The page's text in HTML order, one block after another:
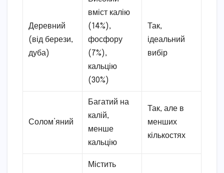
Деревний
(від берези,
дуба)
вміст калію
(14%),
фосфору
(7%),
кальцію
(30%)
Так,
ідеальний
вибір
Солом’яний
Багатий на
калій,
менше
кальцію
Так, але в
менших
кількостях
Містить